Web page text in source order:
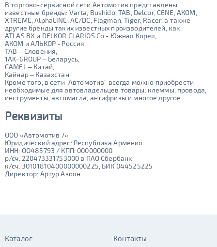
В торгово-сервисной сети Автомотив представлены
известные бренды: Varta, Bushido, TAB, Delcor, CENE, АКОМ,
XTREME, AlphaLINE, AC/DC, Flagman, Tiger, Racer, а также
другие бренды таких известных производителей, как:
ATLAS BX и DELKOR CLARIOS Co - Южная Корея,
АКОМ и АЛЬКОР - Россия,
TAB – Словения,
1AK-GROUP – Беларусь,
CAMEL – Китай,
Кайнар – Казахстан.
Кроме того, в сети "Автомотив" всегда можно приобрести
необходимые для автовладельцев товары: клеммы, провода,
инструменты, автомасла, антифризы и многое другое.
Реквизиты
ООО «Автомотив 7»
Юридический адрес: Республика Армения
ИНН: ОО485793 / КПП: 000000000
р/сч. 220473331753000 в ПАО Сбербанк
к/сч. 30101810400000000225, БИК 044525225
Директор: Артур Азоян
Каталог Контакты